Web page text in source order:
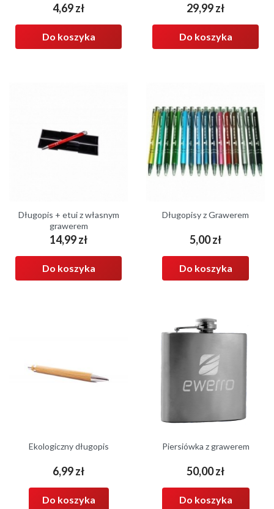
Cena
4,69 zł
Do koszyka
Cena
29,99 zł
Do koszyka
Długopis + etui z własnym
grawerem
Cena
14,99 zł
Do koszyka
Długopisy z Grawerem
Cena
5,00 zł
Do koszyka
Ekologiczny długopis
Cena
6,99 zł
Do koszyka
Piersiówka z grawerem
Cena
50,00 zł
Do koszyka